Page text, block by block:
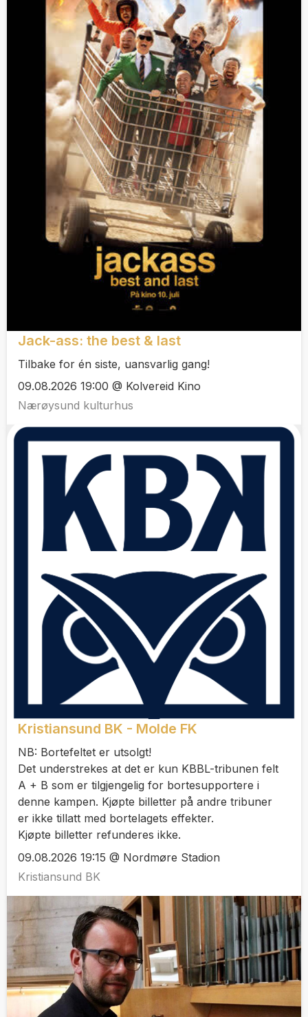
Jack-ass: the best & last
Tilbake for én siste, uansvarlig gang!
09.08.2026 19:00 @ Kolvereid Kino
Nærøysund kulturhus
Kristiansund BK - Molde FK
NB: Bortefeltet er utsolgt!
Det understrekes at det er kun KBBL-tribunen felt
A + B som er tilgjengelig for bortesupportere i
denne kampen. Kjøpte billetter på andre tribuner
er ikke tillatt med bortelagets effekter.
Kjøpte billetter refunderes ikke.
09.08.2026 19:15 @ Nordmøre Stadion
Kristiansund BK